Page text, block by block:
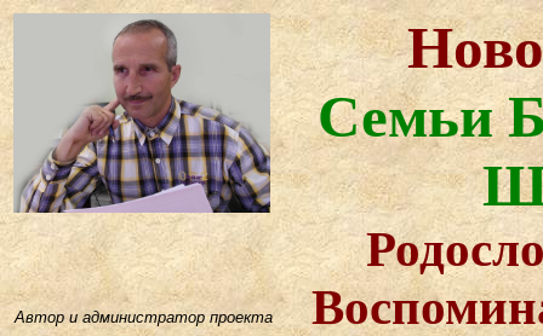
Семьи
Автор и администратор проекта